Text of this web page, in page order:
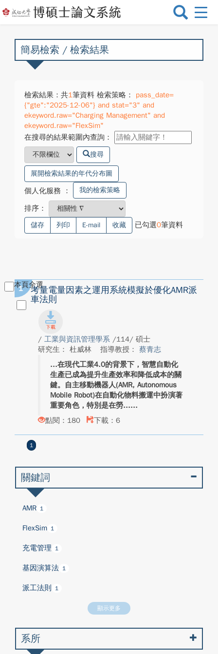
選
換
簡易檢索 / 檢索結果
檢索結果：共1筆資料 檢索策略：
pass_date=
{"gte":"2025-12-06"} and stat="3" and
ekeyword.raw="Charging Management" and
ekeyword.raw="FlexSim"
在搜尋的結果範圍內查詢：
搜尋
展開檢索結果的年代分布圖
個人化服務 ： 我的檢索策略
排序：
儲存 列印 E-mail 收藏 已勾選0筆資料
本頁全選
1
考量電量因素之運用系統模擬於優化AMR派
車法則
/ 工業與資訊管理學系 /114/ 碩士
研究生： 杜威林
指導教授： 蔡青志
在現代工業4.0的背景下，智慧自動化
生產已成為提升生產效率和降低成本的關
鍵。自主移動機器人(AMR, Autonomous
Mobile Robot)在自動化物料搬運中扮演著
重要角色，特別是在勞...
點閱：180
下載：6
1
關鍵詞
AMR 1
FlexSim 1
充電管理 1
基因演算法 1
派工法則 1
顯示更多
系所